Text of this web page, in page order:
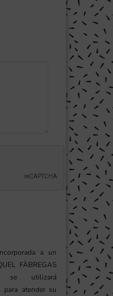
a un
FÀBREGAS
se utilizará
para atender su